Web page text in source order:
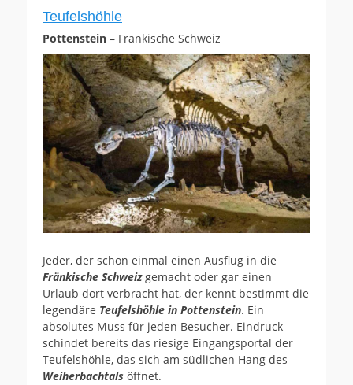
Teufelshöhle
Pottenstein – Fränkische Schweiz
Jeder, der schon einmal einen Ausflug in die
Fränkische Schweizgemacht oder gar einen
Urlaub dort verbracht hat, der kennt bestimmt die
legendäre Teufelshöhle in Pottenstein. Ein
absolutes Muss für jeden Besucher. Eindruck
schindet bereits das riesige Eingangsportal der
Teufelshöhle, das sich am südlichen Hang des
Weiherbachtals öffnet.